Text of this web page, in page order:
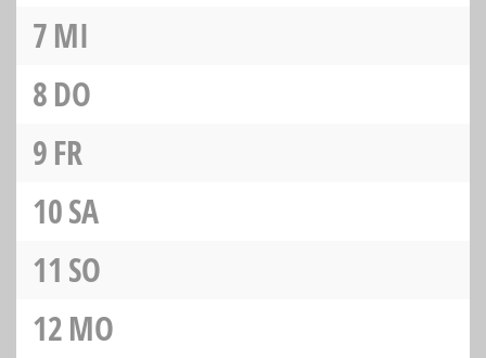
7MI
8DO
9FR
10SA
11 SO
12MO